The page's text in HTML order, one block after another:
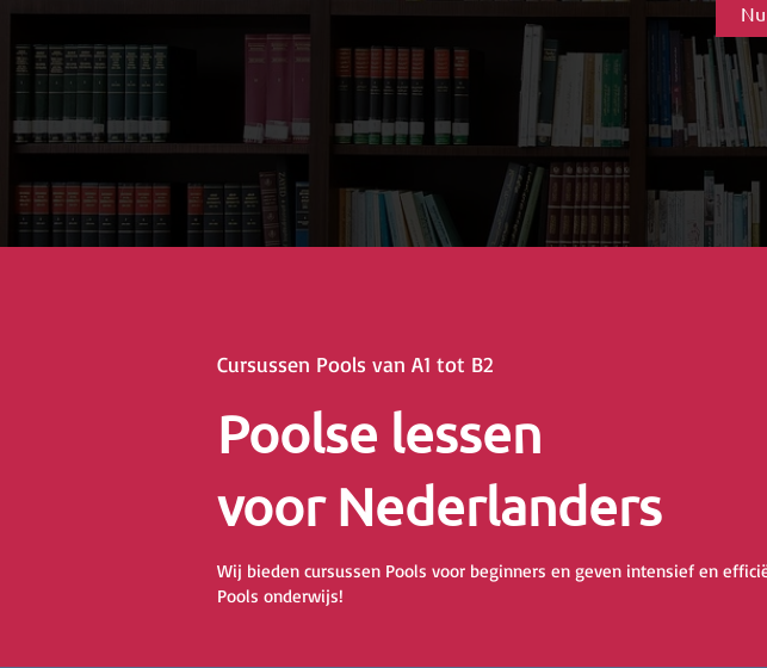
Cursussen Pools van A1 tot B2
Poolse lessen
voor Nederlanders
Wij bieden cursussen Pools voor beginners en geven intensief en
Pools onderwijs!